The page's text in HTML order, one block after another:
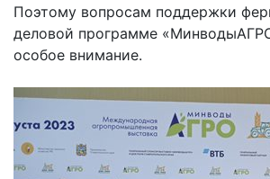
Поэтому вопросам поддержки
деловой программе
особое внимание.